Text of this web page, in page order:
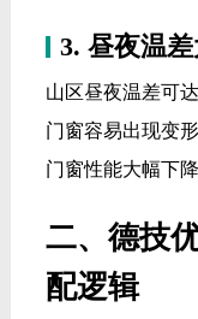
3. 昼夜温
山区昼夜温差可
门窗容易出现变
门窗性能大幅下降
二、德技
配逻辑